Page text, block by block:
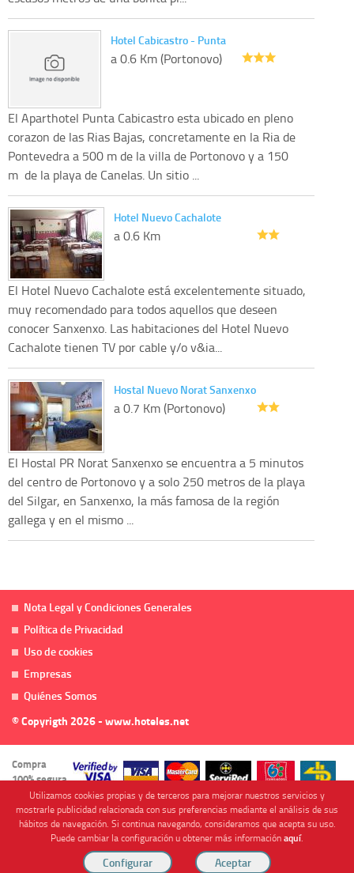
Hotel Cabicastro - Punta
a 0.6 Km (Portonovo)
El Aparthotel Punta Cabicastro esta ubicado en pleno
corazon de las Rias Bajas, concretamente en la Ria de
Pontevedra a 500 m de la villa de Portonovo y a 150
m de la playa de Canelas. Un sitio ...
Hotel Nuevo Cachalote
a 0.6 Km
El Hotel Nuevo Cachalote está excelentemente situado,
muy recomendado para todos aquellos que deseen
conocer Sanxenxo. Las habitaciones del Hotel Nuevo
Cachalote tienen TV por cable y/o v&ia...
Hostal Nuevo Norat Sanxenxo
a 0.7 Km (Portonovo)
El Hostal PR Norat Sanxenxo se encuentra a 5 minutos
del centro de Portonovo y a solo 250 metros de la playa
del Silgar, en Sanxenxo, la más famosa de la región
gallega y en el mismo ...
Nota Legal y Condiciones Generales
Política de Privacidad
Uso de cookies
Empresas
Quiénes Somos
© Copyrigth 2026 - www.hoteles.net
Compra
100% segura
Cofinanciado por
Utilizamos cookies propias y de terceros para mejorar nuestros servicios y
mostrarle publicidad relacionada con sus preferencias mediante el análisis de sus
hábitos de navegación. Si continua navegando, consideramos que acepta su uso.
Puede cambiar la configuración u obtener más informaciónaquí.